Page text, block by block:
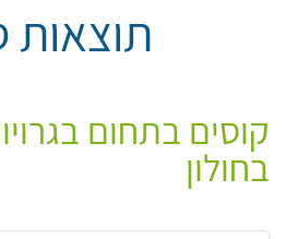
תוצאות
קוסים בתחום
בחולון